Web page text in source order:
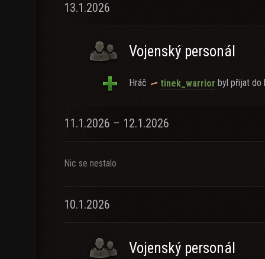
13.1.2026
Vojenský personál
Hráč tinek_warrior byl přijat do
11.1.2026 – 12.1.2026
Nic se nestalo
10.1.2026
Vojenský personál